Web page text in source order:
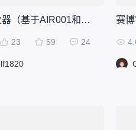
遥控点火器（基于AIR001和R1-433）
23 59 24